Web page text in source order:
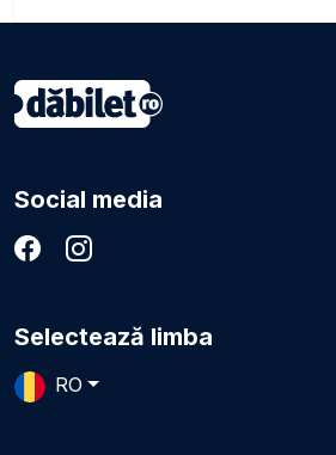
Social media
Selectează limba
RO